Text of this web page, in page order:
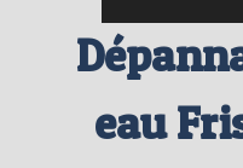
eau